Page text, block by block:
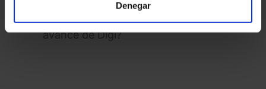
Denegar
avance de Digi?